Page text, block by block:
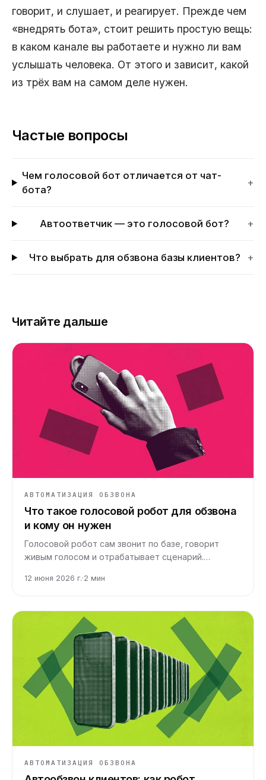
говорит, и слушает, и реагирует. Прежде чем
«внедрять бота», стоит решить простую вещь:
в каком канале вы работаете и нужно ли вам
услышать человека. От этого и зависит, какой
из трёх вам на самом деле нужен.
Частые вопросы
Чем голосовой бот отличается от чат-
бота?
+
Автоответчик — это голосовой бот? +
Что выбрать для обзвона базы клиентов? +
Читайте дальше
АВТОМАТИЗАЦИЯ ОБЗВОНА
Что такое голосовой робот для обзвона
и кому он нужен
Голосовой робот сам звонит по базе, говорит
живым голосом и отрабатывает сценарий.
реально экономит деньги.
12 июня 2026 г.·2 мин
АВТОМАТИЗАЦИЯ ОБЗВОНА